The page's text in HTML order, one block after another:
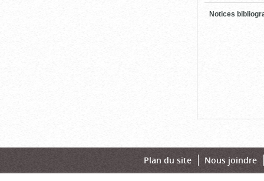
Notices
Plan du site Nous joindre